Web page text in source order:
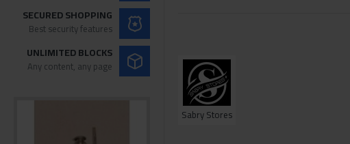
Sabry Stores
SECURED SHOPPING
Best security features
UNLIMITED BLOCKS
Any content, any page